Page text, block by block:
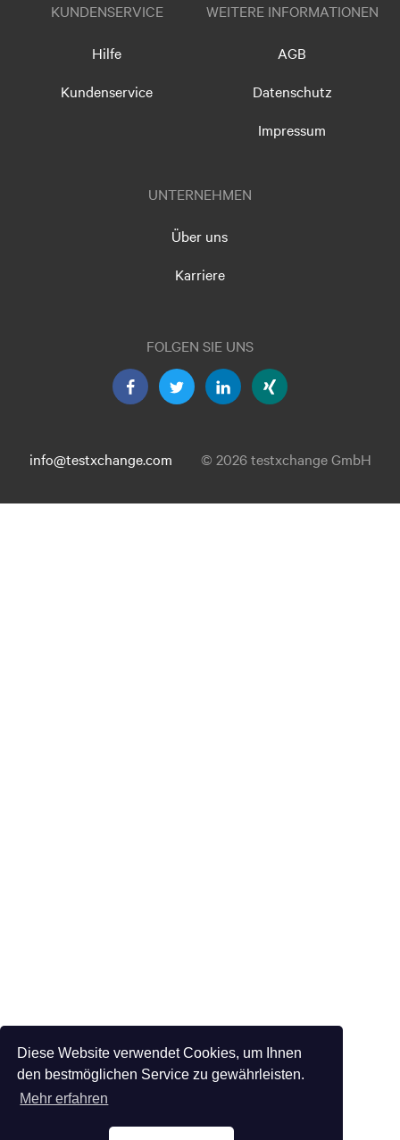
Diese Website verwendet Cookies, um Ihnen
den bestmöglichen Service zu gewährleisten.
Mehr erfahren
KUNDENSERVICE
Hilfe
Kundenservice
WEITERE INFORMATIONEN
AGB
Datenschutz
Impressum
UNTERNEHMEN
Über uns
Karriere
FOLGEN SIE UNS
info@testxchange.com © 2026 testxchange GmbH